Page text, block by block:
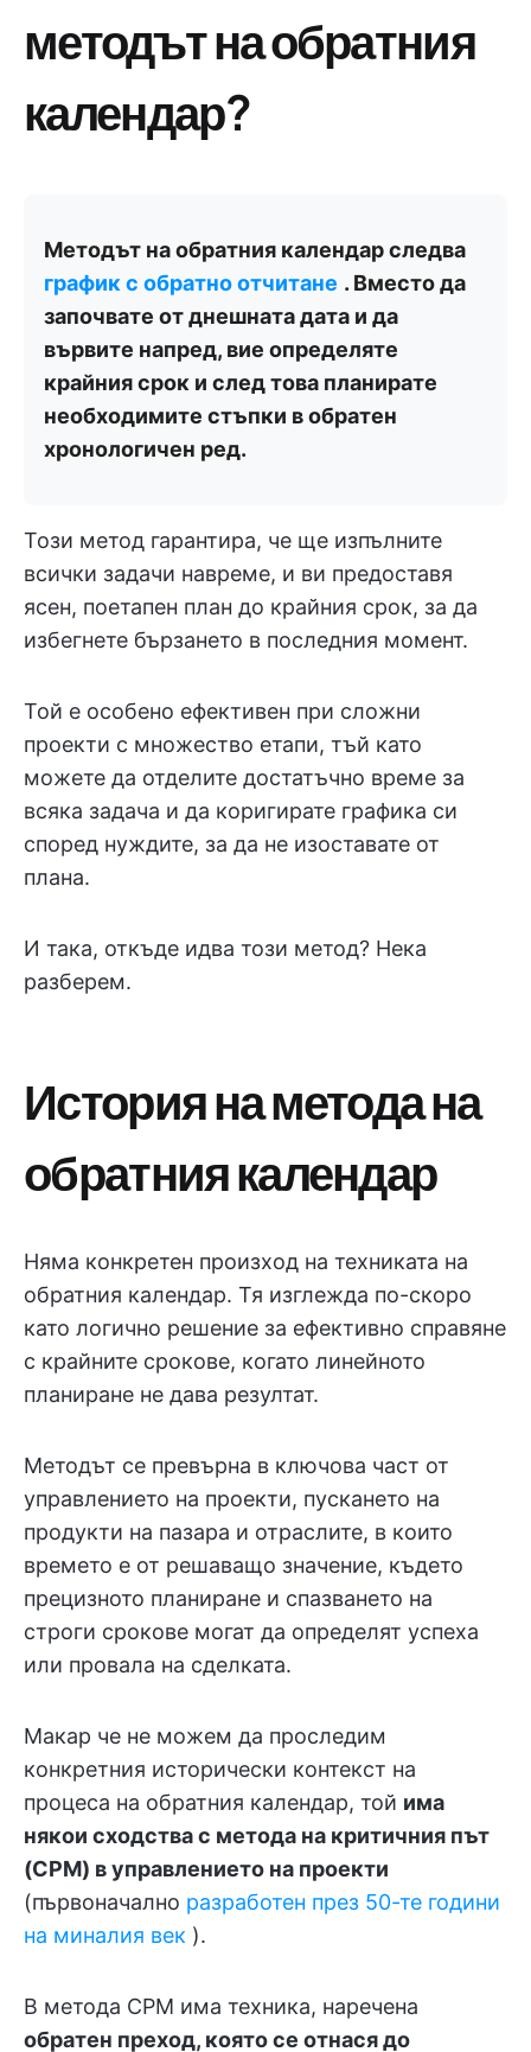
методът на обратния
календар?
Методът на обратния календар следва
график с обратно отчитане . Вместо да
започвате от днешната дата и да
вървите напред, вие определяте
крайния срок и след това планирате
необходимите стъпки в обратен
хронологичен ред.
Този метод гарантира, че ще изпълните
всички задачи навреме, и ви предоставя
ясен, поетапен план до крайния срок, за да
избегнете бързането в последния момент.
Той е особено ефективен при сложни
проекти с множество етапи, тъй като
можете да отделите достатъчно време за
всяка задача и да коригирате графика си
според нуждите, за да не изоставате от
плана.
И така, откъде идва този метод? Нека
разберем.
История на метода на
обратния календар
Няма конкретен произход на техниката на
обратния календар. Тя изглежда по-скоро
като логично решение за ефективно справяне
с крайните срокове, когато линейното
планиране не дава резултат.
Методът се превърна в ключова част от
управлението на проекти, пускането на
продукти на пазара и отраслите, в които
времето е от решаващо значение, където
прецизното планиране и спазването на
строги срокове могат да определят успеха
или провала на сделката.
Макар че не можем да проследим
конкретния исторически контекст на
процеса на обратния календар, той има
някои сходства с метода на критичния път
(CPM) в управлението на проекти
(първоначално разработен през 50-те години
на миналия век ).
В метода CPM има техника, наречена
обратен преход, която се отнася до